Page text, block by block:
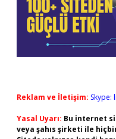
Reklam ve İletişim: Skype:
Yasal Uyarı: Bu internet
veya şahıs şirketi ile